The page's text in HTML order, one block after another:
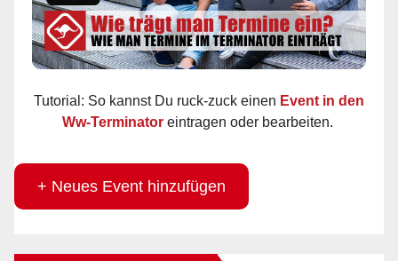
Tutorial: So kannst Du ruck-zuck einen Event in den
Ww-Terminator eintragen oder bearbeiten.
+ Neues Event hinzufügen